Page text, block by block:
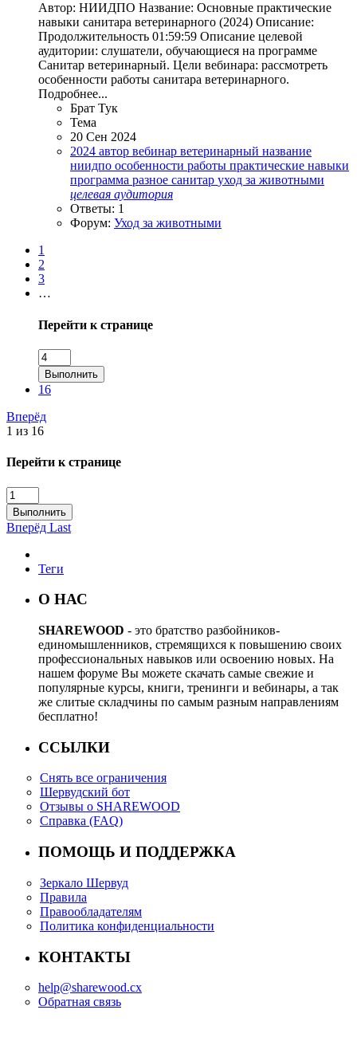
Автор: НИИДПО Название: Основные практические
навыки санитара ветеринарного (2024) Описание:
Продолжительность 01:59:59 Описание целевой
аудитории: слушатели, обучающиеся на программе
Санитар ветеринарный. Цели вебинара: рассмотреть
особенности работы санитара ветеринарного.
Подробнее...
Брат Тук
Тема
20 Сен 2024
2024 автор вебинар ветеринарный название
ниидпо особенности работы практические навыки
программа разное санитар уход за животными
целевая аудитория
Ответы: 1
Форум: Уход за животными
1
2
3
…
Перейти к странице
Выполнить
16
Вперёд
1 из 16
Перейти к странице
Выполнить
Вперёд Last
Теги
О НАС
SHAREWOOD - это братство разбойников-
единомышленников, стремящихся к повышению своих
профессиональных навыков или освоению новых. На
нашем форуме Вы можете скачать самые свежие и
популярные курсы, книги, тренинги и вебинары, а так
же слитые складчины по самым разным направлениям
бесплатно!
ССЫЛКИ
Снять все ограничения
Шервудский бот
Отзывы о SHAREWOOD
Справка (FAQ)
ПОМОЩЬ И ПОДДЕРЖКА
Зеркало Шервуд
Правила
Правообладателям
Политика конфиденциальности
КОНТАКТЫ
help@sharewood.cx
Обратная связь